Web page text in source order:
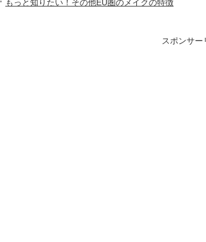
もっと知りたい！その他EU圏のメイクの特徴
スポンサー